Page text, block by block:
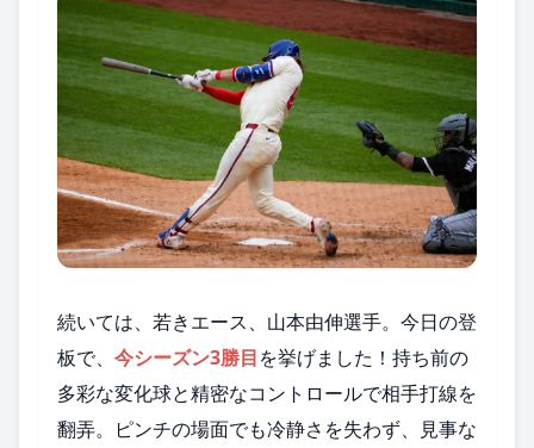
続いては、若きエース、山本由伸選手。今日の登
板で、 今シーズン3勝目を挙げました！持ち前の
多彩な変化球と精密なコントロールで相手打線を
翻弄。ピンチの場面でも冷静さを失わず、見事な